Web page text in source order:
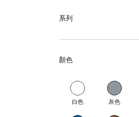
系列
顏色
白色 灰色